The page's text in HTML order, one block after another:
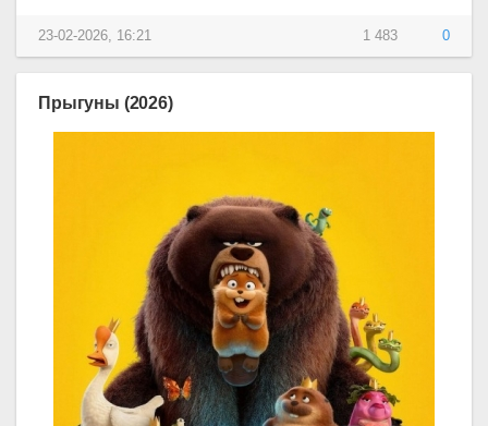
1 483 0
23-02-2026, 16:21
Прыгуны (2026)